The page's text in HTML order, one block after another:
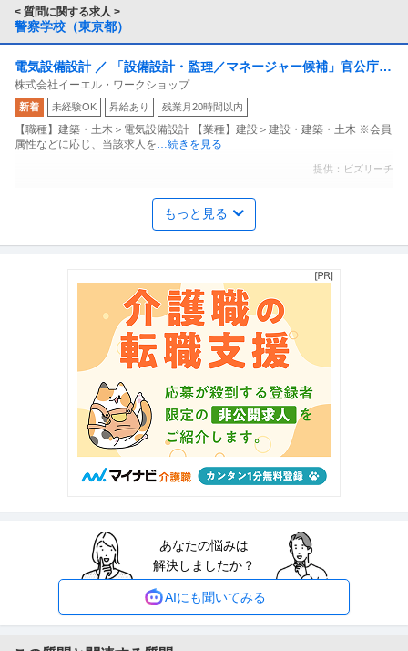
< 質問に関する求人 >
警察学校（東京都）
電気設備設計 ／ 「設備設計・監理／マネージャー候補」官公庁・
民間施設中心／少数精鋭の設計事務所昇給年1回・賞与年2回／年
休130日
株式会社イーエル・ワークショップ
新着 未経験OK 昇給あり 残業月20時間以内
【職種】建築・土木＞電気設備設計 【業種】建設＞建設・建築・土木 ※会員
属性などに応じ、当該求人を…続きを見る
提供：ビズリーチ
Web広告運用・SEO ／ 「データリカバリー／フォレンジクス」
デジタルデータソリューション株式会社
【職種】デジタルマーケティング＞Web広告運用・SEO 【業種】IT・インタ
ーネット＞その他 ※会…続きを見る
タクシードライバー／未経験OK！寮完備！電話面接OK！
国産自動車交通株式会社｟東京無線グループ｠
未経験OK 交通費支給 ミドル活躍中
月給24.9万円〜60万円
【契約期間】 期間の定めなし 具体的な仕事内容 「営業エリア」 東京23区・
三鷹市・武蔵野市。給与 …続きを見る
調理師／調理スタッフ／無資格可
エームサービス株式会社 警視庁警察学校内の厨房
未経験OK 交通費支給 社会保険完備
【府中市朝日町】年間休日122日◎賞与あり☆各種手当・研修制度も充実◎
正職員の調理スタッフとして一…続きを見る
もっと見る
あなたの悩みは
解決しましたか？
AIにも聞いてみる